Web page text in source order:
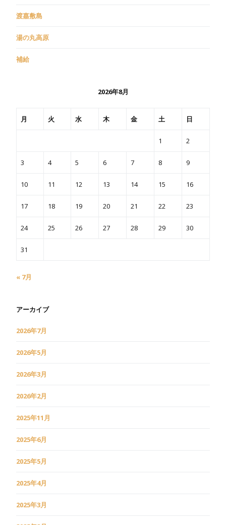
渡嘉敷島
湯の丸高原
補給
2026年8月
月 火 水 木 金 土 日
1 2
3 4 5 6 7 8 9
10 11 12 13 14 15 16
17 18 19 20 21 22 23
24 25 26 27 28 29 30
31
« 7月
アーカイブ
2026年7月
2026年5月
2026年3月
2026年2月
2025年11月
2025年6月
2025年5月
2025年4月
2025年3月